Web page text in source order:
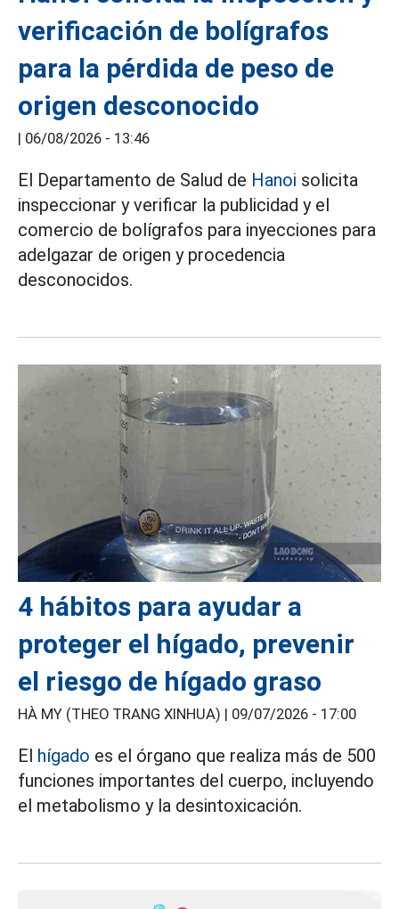
verificación de bolígrafos
para la pérdida de peso de
origen desconocido
| 06/08/2026 - 13:46
El Departamento de Salud de Hanoi solicita
inspeccionar y verificar la publicidad y el
comercio de bolígrafos para inyecciones para
adelgazar de origen y procedencia
desconocidos.
4 hábitos para ayudar a
proteger el hígado, prevenir
el riesgo de hígado graso
HÀ MY (THEO TRANG XINHUA) | 09/07/2026 - 17:00
El hígado es el órgano que realiza más de 500
funciones importantes del cuerpo, incluyendo
el metabolismo y la desintoxicación.